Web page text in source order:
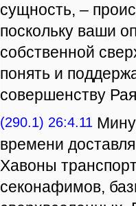
сущность, –
поскольку ваши
собственной
понять и
совершенству
(290.1) 26:4.11
времени
Хавоны
секонафимов,